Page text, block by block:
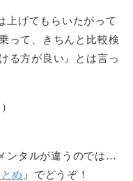
上げてもらいたがって
って、きちんと比較検
る方が良い』とは言っ
ンタルが違うのでは…
め 』でどうぞ！